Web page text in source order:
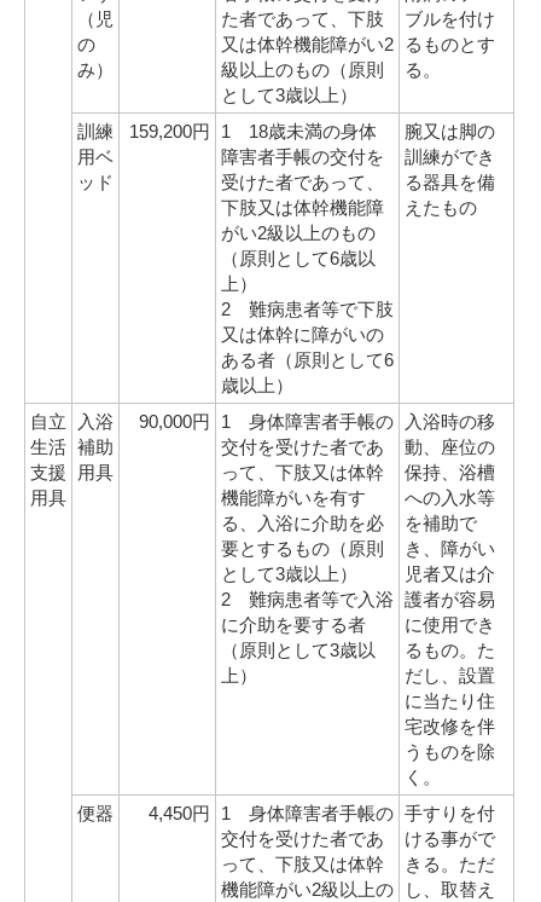
（児
の
み）
た者であって、下肢
又は体幹機能障がい2
級以上のもの（原則
として3歳以上）
ブルを付け
るものとす
る。
訓練
用ベ
ッド
159,200円
1 18歳未満の身体
障害者手帳の交付を
受けた者であって、
下肢又は体幹機能障
がい2級以上のもの
（原則として6歳以
上）
2 難病患者等で下肢
又は体幹に障がいの
ある者（原則として6
歳以上）
腕又は脚の
訓練ができ
る器具を備
えたもの
自立
生活
支援
用具
入浴
補助
用具
90,000円
1 身体障害者手帳の
交付を受けた者であ
って、下肢又は体幹
機能障がいを有す
る、入浴に介助を必
要とするもの（原則
として3歳以上）
2 難病患者等で入浴
に介助を要する者
（原則として3歳以
上）
入浴時の移
動、座位の
保持、浴槽
への入水等
を補助で
き、障がい
児者又は介
護者が容易
に使用でき
るもの。た
だし、設置
に当たり住
宅改修を伴
うものを除
く。
便器
4,450円
1 身体障害者手帳の
交付を受けた者であ
って、下肢又は体幹
機能障がい2級以上の
手すりを付
ける事がで
きる。ただ
し、取替え